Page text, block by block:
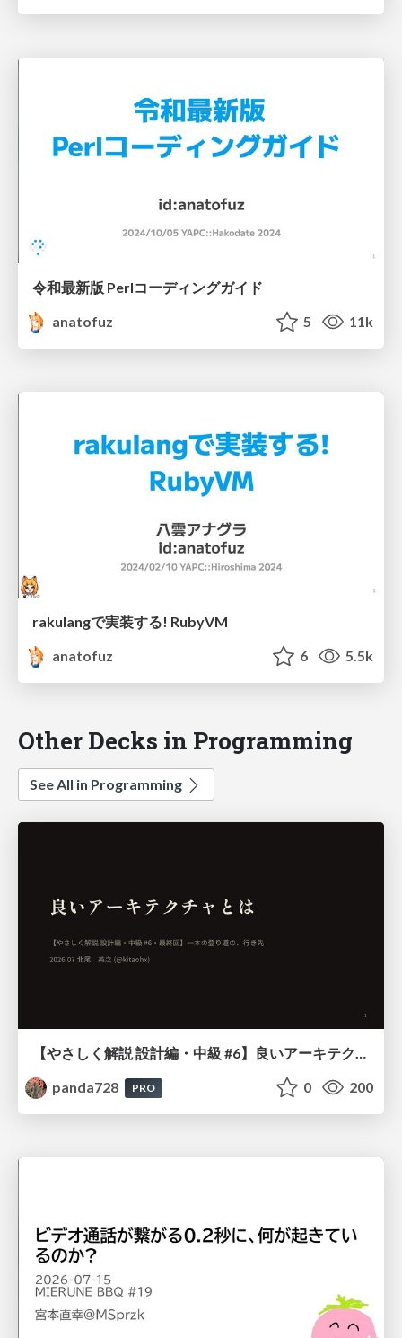
令和最新版 Perlコーディングガイド
anatofuz
5 11k
rakulangで実装する! RubyVM
anatofuz
6 5.5k
Other Decks in Programming
See All in Programming
panda728
PRO 0 200